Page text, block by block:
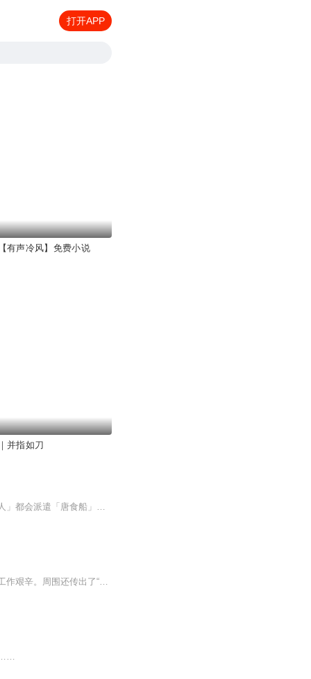
打开APP
有声冷风】免费小说
并指如刀
战后遍地疮痍的昭和时代，五座贫村奇迹幸存。传闻每年饥寒交迫的冬季降临前，「碆灵大人」都会派遣「唐食船」，从大海另一头运来食物。因此，年年都会举行盛大祭典。为了取材的怪奇作家刀城言耶长途跋涉造访，却发现当地有太多禁忌的「魔所」，并且村民将...
年仅十三岁的少女被卖到花街，取名绯樱，从此开始了如地狱般的生活。然而，不仅仅只有工作艰辛。周围还传出了“幽女”的怪谈。随后，青楼在三个不同的时期分别发生了多起自杀事件。其背后到底是人为，还是幽女作祟？
……